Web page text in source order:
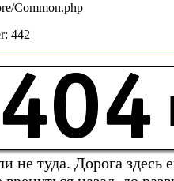
Common.php
442
не туда. Дорога здесь